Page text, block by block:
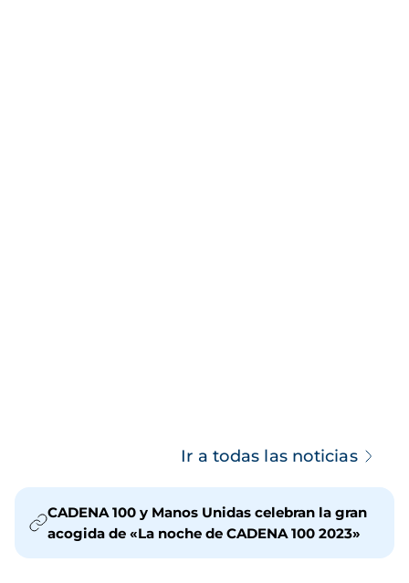
Ir a todas las noticias
CADENA 100 y Manos Unidas celebran la gran
acogida de «La noche de CADENA 100 2023»